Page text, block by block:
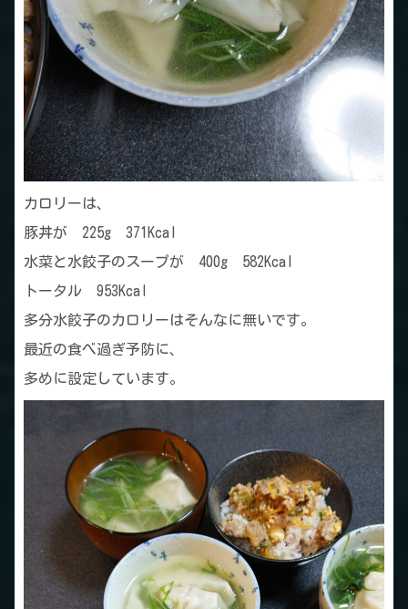
カロリーは、
豚丼が 225g 371Kcal
水菜と水餃子のスープが 400g 582Kcal
トータル 953Kcal
多分水餃子のカロリーはそんなに無いです。
最近の食べ過ぎ予防に、
多めに設定しています。